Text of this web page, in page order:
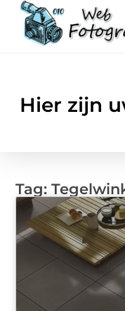
Hier zijn
Tag: